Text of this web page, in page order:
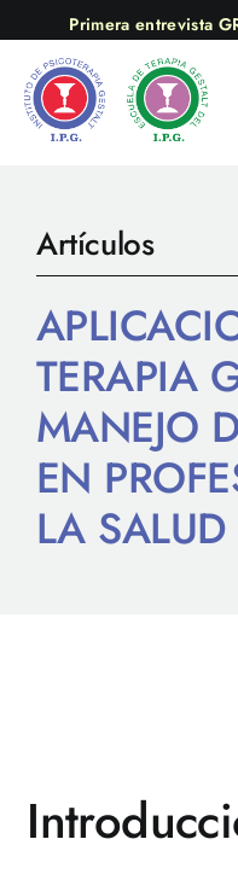
contenido
Primera entrevista
Artículos
TERAPIA
MANEJO
EN
LA SALUD